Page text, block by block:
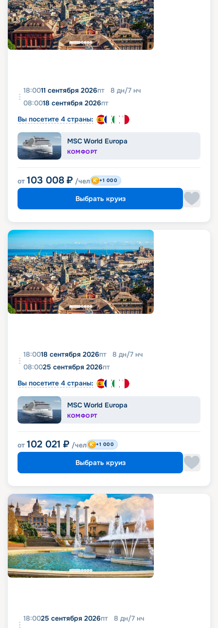
18:0011 сентября 2026пт 8 дн/7 нч
08:0018 сентября 2026пт
Вы посетите 4 страны:
MSC World Europa
КОМФОРТ
от 103 008 ₽ /чел +1 000
Выбрать круиз
18:0018 сентября 2026пт 8 дн/7 нч
08:0025 сентября 2026пт
Вы посетите 4 страны:
MSC World Europa
КОМФОРТ
от 102 021 ₽ /чел +1 000
Выбрать круиз
18:0025 сентября 2026пт 8 дн/7 нч